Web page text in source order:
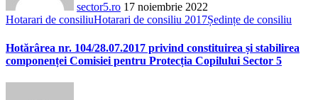
sector5.ro 17 noiembrie 2022
Hotarari de consiliuHotarari de consiliu 2017Ședințe de consiliu
Hotărârea nr. 104/28.07.2017 privind constituirea și stabilirea
componenței Comisiei pentru Protecția Copilului Sector 5